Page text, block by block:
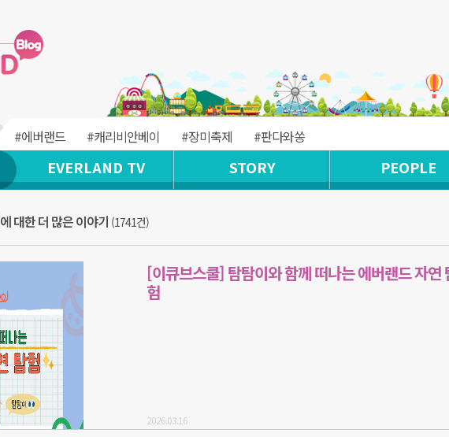
#에버랜드 #캐리비안베이 #장미축제 #판다와쏭
EVERLAND TV STORY PEOPLE
에 대한 더 많은 이야기 (1741건)
[이큐브스쿨] 탐탐이와 함께 떠나는 에버랜드 자연
험
2026.03.16